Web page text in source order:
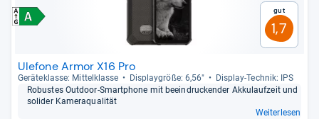
Gut
1,7
Ulefone Armor X16 Pro
Gerä­te­klasse: Mit­tel­klasse Dis­play­größe: 6,56"
Dis­play-​Tech­nik: IPS
Robus­tes Out­door-​Smart­phone mit beein­dru­cken­der Akku­lauf­zeit und
soli­der Kame­raqua­li­tät
Weiterlesen